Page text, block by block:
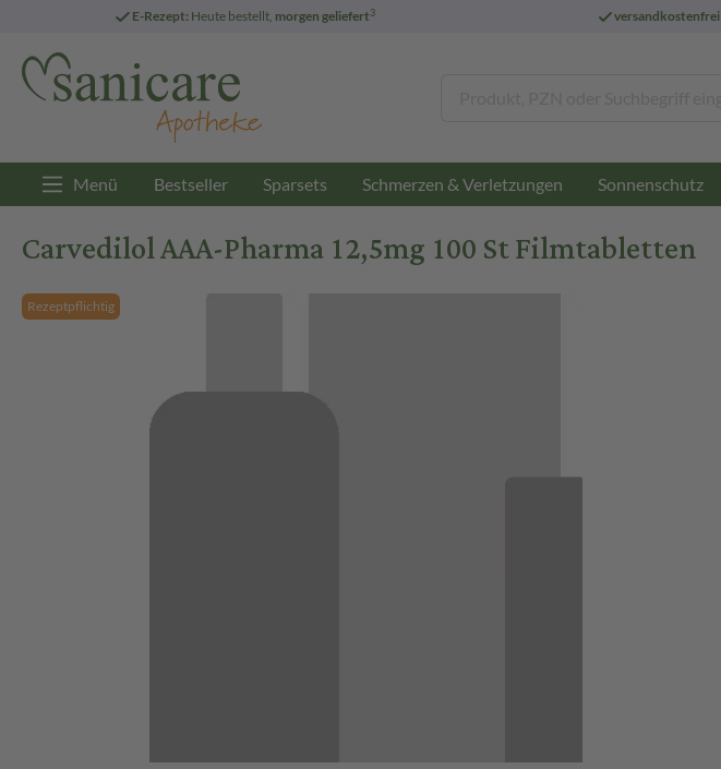
E-Rezept: Heute bestellt, morgen geliefert3 versandkostenfrei
Menü Bestseller Sparsets Schmerzen & Verletzungen Sonnenschutz
Carvedilol AAA-Pharma 12,5mg 100 St Filmtabletten
Rezeptpflichtig